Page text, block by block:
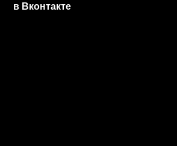
в Вконтакте